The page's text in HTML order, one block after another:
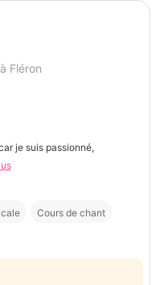
Fléron
je suis passionné,
Cours de chant